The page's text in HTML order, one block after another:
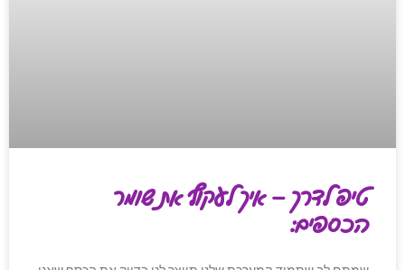
טיפ לדרך – איך לעקוף את שומר
הכספים: